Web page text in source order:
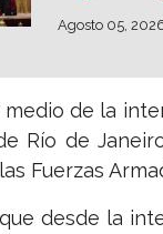
Agosto 05,
de la
Río de
Fuerzas
desde la